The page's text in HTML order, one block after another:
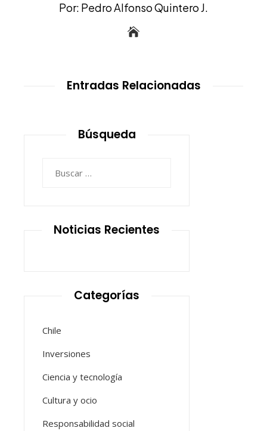
Por: Pedro Alfonso Quintero J.
Entradas Relacionadas
Búsqueda
Noticias Recientes
Categorías
Chile
Inversiones
Ciencia y tecnología
Cultura y ocio
Responsabilidad social